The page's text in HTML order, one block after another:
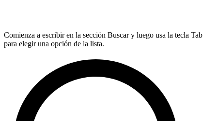
Comienza a escribir en la sección Buscar y luego usa la tecla Tab
para elegir una opción de la lista.